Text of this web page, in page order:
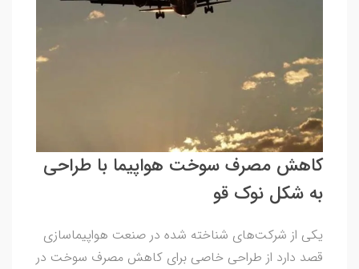
کاهش مصرف سوخت هواپیما با طراحی
به شکل نوک قو
یکی از شرکت‌های شناخته شده در صنعت هواپیما‌سازی
قصد دارد از طراحی خاصی برای کاهش مصرف سوخت در